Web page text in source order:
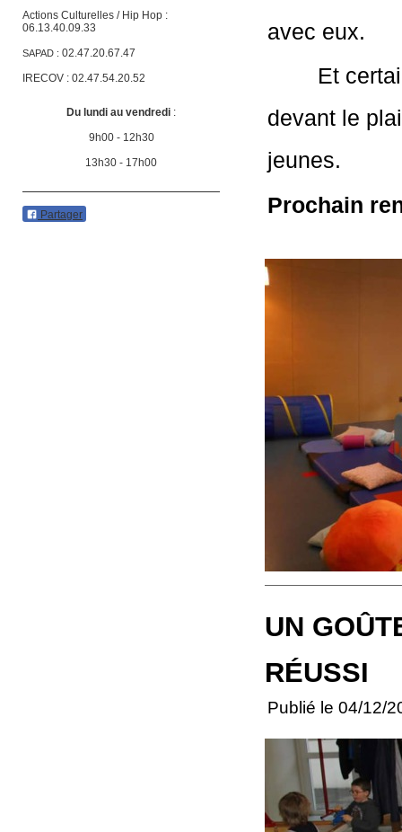
Actions Culturelles / Hip Hop :
06.13.40.09.33
SAPAD : 02.47.20.67.47
IRECOV : 02.47.54.20.52
Du lundi au vendredi :
9h00 - 12h30
13h30 - 17h00
Partager
avec eux.
Et
devant le
jeunes.
Prochain
UN
RÉUSSI
Publié le 04/12/